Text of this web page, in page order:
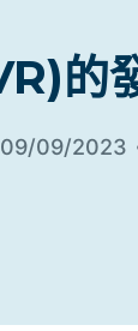
的
09/09/2023